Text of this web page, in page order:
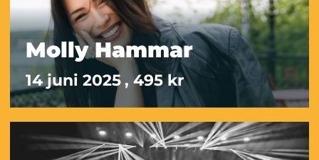
Molly Hammar
14 juni 2025 , 495 kr